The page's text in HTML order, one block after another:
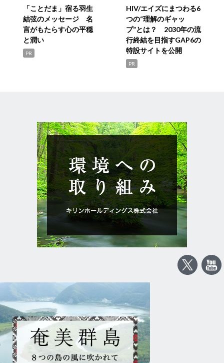
「ことだま」宿る羽生
結弦のメッセージ 名
言がもたらす心の平穏
と潤い
PR
HIV/エイズにまつわる6
つの“理解のギャッ
プ”とは？ 2030年の流
行終結を目指すGAP6の
特設サイトを公開
PR